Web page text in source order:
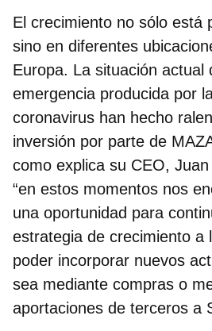
El crecimiento no sólo está
sino en diferentes
Europa. La situación actual
emergencia producida por
coronavirus han hecho
inversión por parte de
como explica su CEO,
“en estos momentos nos
una oportunidad para
estrategia de crecimiento a
poder incorporar nuevos
sea mediante compras o
aportaciones de terceros a